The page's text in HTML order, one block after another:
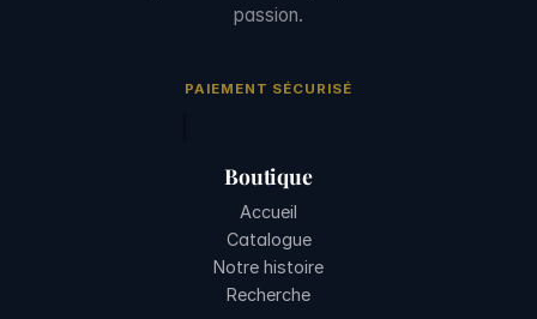
passion.
PAIEMENT SÉCURISÉ
Boutique
Accueil
Catalogue
Notre histoire
Recherche